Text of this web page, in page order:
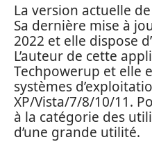
La version actuelle
Sa dernière mise à
2022 et elle dispose d’
L’auteur de cette
Techpowerup et elle
systèmes
XP/Vista/7/8/10/11.
à la catégorie des
d’une grande utilité.